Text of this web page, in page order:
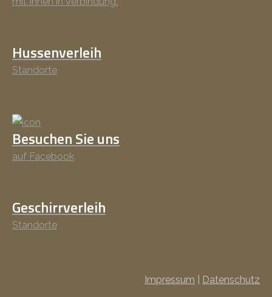
Hussenverleih
Standorte
Besuchen Sie uns
auf Facebook
Geschirrverleih
Standorte
Impressum Datenschutz